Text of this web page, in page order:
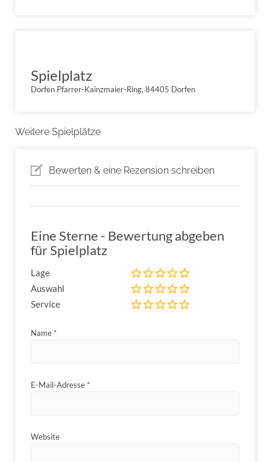
Spielplatz
Dorfen Pfarrer-Kainzmaier-Ring, 84405 Dorfen
Weitere Spielplätze
Bewerten & eine Rezension schreiben
Eine Sterne - Bewertung abgeben
für Spielplatz
Lage
Auswahl
Service
Name *
E-Mail-Adresse *
Website